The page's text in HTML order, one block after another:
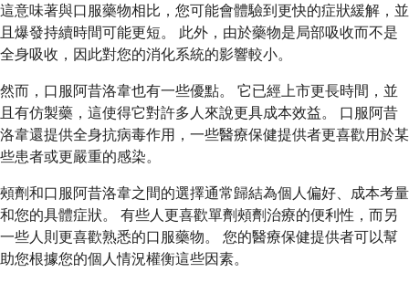
這意味著與口服藥物相比，您可能會體驗到更快的症狀緩解，並
且爆發持續時間可能更短。 此外，由於藥物是局部吸收而不是
全身吸收，因此對您的消化系統的影響較小。
然而，口服阿昔洛韋也有一些優點。 它已經上市更長時間，並
且有仿製藥，這使得它對許多人來說更具成本效益。 口服阿昔
洛韋還提供全身抗病毒作用，一些醫療保健提供者更喜歡用於某
些患者或更嚴重的感染。
頰劑和口服阿昔洛韋之間的選擇通常歸結為個人偏好、成本考量
和您的具體症狀。 有些人更喜歡單劑頰劑治療的便利性，而另
一些人則更喜歡熟悉的口服藥物。 您的醫療保健提供者可以幫
助您根據您的個人情況權衡這些因素。